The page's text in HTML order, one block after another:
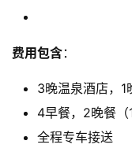
费用包含：
3晚温泉酒店，1
4早餐，2晚餐（
全程专车接送